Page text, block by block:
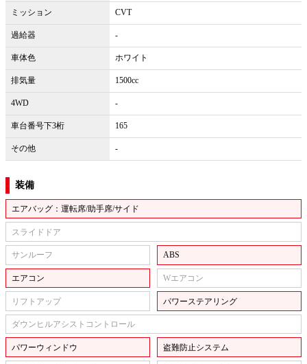
ミッション CVT
過給器 -
車体色 ホワイト
排気量 1500cc
4WD -
車台番号下3桁 165
その他 -
装備
エアバッグ：運転席/助手席/サイド
スライドドア
サンルーフ ABS
エアコン Wエアコン
リフトアップ パワーステアリング
ダウンヒルアシストコントロール
パワーウィンドウ 盗難防止システム